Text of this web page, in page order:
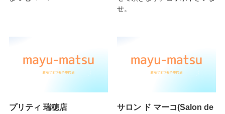
せ。
プリティ 瑞穂店 サロン ド マーコ(Salon de